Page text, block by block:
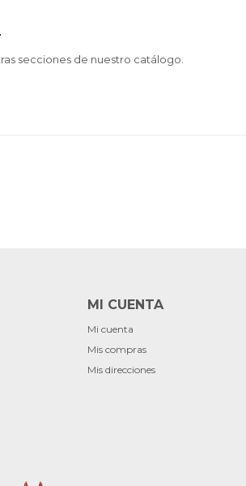
secciones de nuestro catálogo.
MI CUENTA
Mi cuenta
Mis compras
Mis direcciones